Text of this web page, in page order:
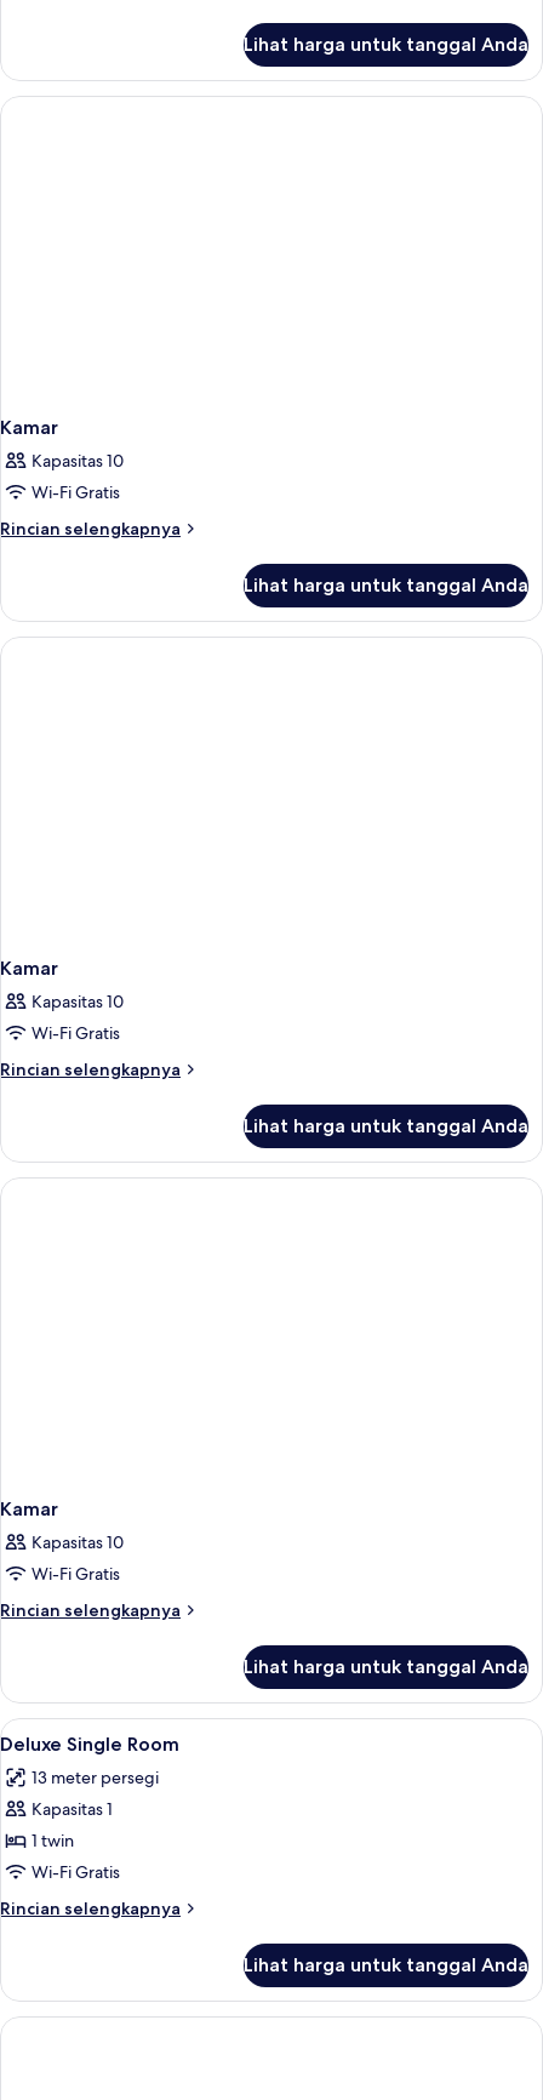
Kamar
Lihat harga untuk tanggal Anda
Kamar
Kapasitas 10
Wi-Fi Gratis
Rincian selengkapnya
Rincian
Kamar
Lihat harga untuk tanggal Anda
Kamar
Kapasitas 10
Wi-Fi Gratis
Rincian selengkapnya
Rincian
Kamar
Lihat harga untuk tanggal Anda
Kamar
Kapasitas 10
Wi-Fi Gratis
Rincian selengkapnya
Rincian
Kamar
Lihat harga untuk tanggal Anda
Lihat
semua
foto
untuk
Deluxe
Single
Room
Seprai premium, tempat tidur Select
16
Deluxe Single Room
13 meter persegi
Kapasitas 1
1 twin
Wi-Fi Gratis
Rincian selengkapnya
Rincian
Deluxe
Single
Room
Lihat harga untuk tanggal Anda